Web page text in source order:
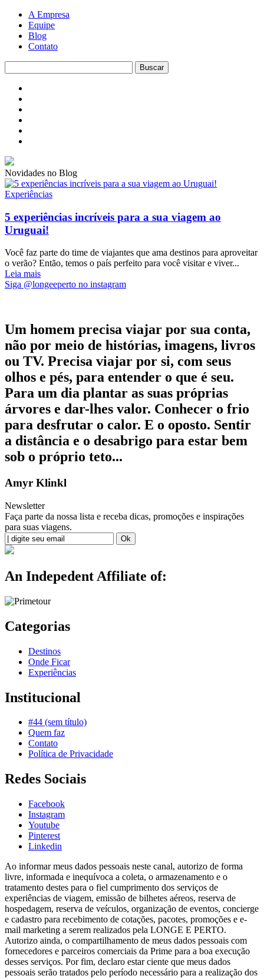
A Empresa
Equipe
Blog
Contato
Novidades no Blog
Experiências
5 experiências incríveis para a sua viagem ao
Uruguai!
Você faz parte do time de viajantes que ama destinos para aproveitar
o verão? Então, temos o país perfeito para você visitar e viver...
Leia mais
Siga @longeeperto no instagram
Um homem precisa viajar por sua conta,
não por meio de histórias, imagens, livros
ou TV. Precisa viajar por si, com seus
olhos e pés, para entender o que é seu.
Para um dia plantar as suas próprias
árvores e dar-lhes valor. Conhecer o frio
para desfrutar o calor. E o oposto. Sentir
a distância e o desabrigo para estar bem
sob o próprio teto...
Amyr Klinkl
Newsletter
Faça parte da nossa lista e receba dicas, promoções e inspirações
para suas viagens.
An Indepedent Affiliate of:
Categorias
Destinos
Onde Ficar
Experiências
Institucional
#44 (sem título)
Quem faz
Contato
Política de Privacidade
Redes Sociais
Facebook
Instagram
Youtube
Pinterest
Linkedin
Ao informar meus dados pessoais neste canal, autorizo de forma
livre, informada e inequívoca a coleta, o armazenamento e o
tratamento destes para o fiel cumprimento dos serviços de
experiências de viagem, emissão de bilhetes aéreos, reserva de
hospedagem, reserva de veículos, organização de eventos, concierge
e cadastro para recebimento de cotações, pacotes, promoções e e-
mail marketing a serem realizados pela LONGE E PERTO.
Autorizo ainda, o compartilhamento de meus dados pessoais com
fornecedores e parceiros comerciais da Prime para a boa execução
desses serviços. Por fim, declaro estar ciente que meus dados
pessoais serão tratados pelo período necessário para a realização dos